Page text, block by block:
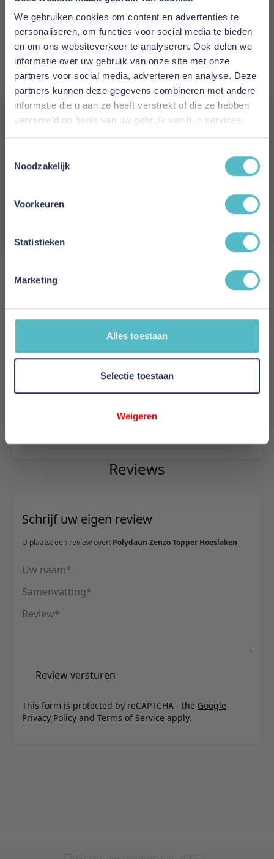
We gebruiken cookies om content en advertenties te
personaliseren, om functies voor social media te bieden
en om ons websiteverkeer te analyseren. Ook delen we
informatie over uw gebruik van onze site met onze
partners voor social media, adverteren en analyse. Deze
partners kunnen deze gegevens combineren met andere
informatie die u aan ze heeft verstrekt of die ze hebben
verzameld op basis van uw gebruik van hun services.
Noodzakelijk
Voorkeuren
Statistieken
Marketing
Alles toestaan
Selectie toestaan
Weigeren
dekbedovertrekken, kussens en
matrasbeschermers. Alle producten van
Polydaun zijn ontworpen om optimaal comfort te
bieden. Het Polydaun Zenzo Topper Hoeslaken is
hier een perfect voorbeeld van.
Het onderhouden van het Polydaun Zenzo
Topper Hoeslaken
Het onderhouden van het Polydaun Zenzo
Celsius. Het is ook aan te raden om het
hoeslaken regelmatig te luchten. Zo blijft het
Zenzo Topper Hoeslaken is een perfecte
goede keuze als je op zoek bent naar een
Reviews
Schrijf uw eigen review
U plaatst een review over: Polydaun Zenzo Topper Hoeslaken
Uw naam
Samenvatting
Review
Review versturen
This form is protected by reCAPTCHA - the Google
Privacy Policy and Terms of Service apply.
E-mail